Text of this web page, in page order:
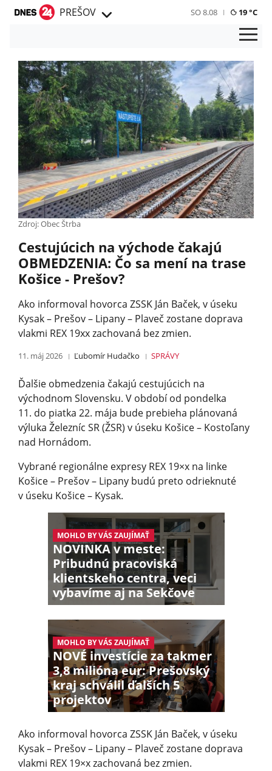
PREŠOV SO 8.08 19 °C
Zdroj: Obec Štrba
Cestujúcich na východe čakajú
OBMEDZENIA: Čo sa mení na trase
Košice - Prešov?
Ako informoval hovorca ZSSK Ján Baček, v úseku
Kysak – Prešov – Lipany – Plaveč zostane doprava
vlakmi REX 19xx zachovaná bez zmien.
11. máj 2026 Ľubomír Hudačko SPRÁVY
Ďalšie obmedzenia čakajú cestujúcich na
východnom Slovensku. V období od pondelka
11. do piatka 22. mája bude prebieha plánovaná
výluka Železníc SR (ŽSR) v úseku Košice – Kostoľany
nad Hornádom.
Vybrané regionálne expresy REX 19×x na linke
Košice – Prešov – Lipany budú preto odrieknuté
v úseku Košice – Kysak.
MOHLO BY VÁS ZAUJÍMAŤ
NOVINKA v meste:
Pribudnú pracoviská
klientskeho centra, veci
vybavíme aj na Sekčove
MOHLO BY VÁS ZAUJÍMAŤ
NOVÉ investície za takmer
3,8 milióna eur: Prešovský
kraj schválil ďalších 5
projektov
Ako informoval hovorca ZSSK Ján Baček, v úseku
Kysak – Prešov – Lipany – Plaveč zostane doprava
vlakmi REX 19×x zachovaná bez zmien.